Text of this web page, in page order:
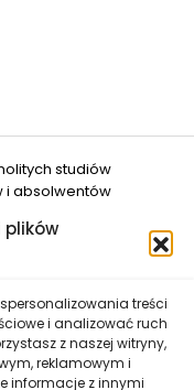
treści
i analizować ruch
z naszej witryny,
reklamowym i
informacje z innymi
studiów
i absolwentów
25